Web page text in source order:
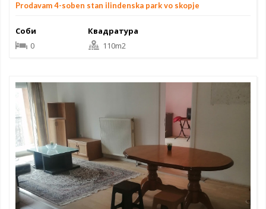
Prodavam 4-soben stan ilindenska park vo skopje
Соби
0
Квадратура
110m2